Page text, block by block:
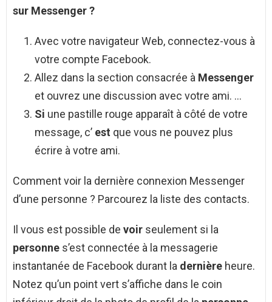
sur Messenger?
Avec votre navigateur Web, connectez-vous à
votre compte Facebook.
Allez dans la section consacrée à Messenger
et ouvrez une discussion avec votre ami. …
Si une pastille rouge apparaît à côté de votre
message, c’ est que vous ne pouvez plus
écrire à votre ami.
Comment voir la dernière connexion Messenger
d’une personne ? Parcourez la liste des contacts.
Il vous est possible de voir seulement si la
personne s’est connectée à la messagerie
instantanée de Facebook durant la dernière heure.
Notez qu’un point vert s’affiche dans le coin